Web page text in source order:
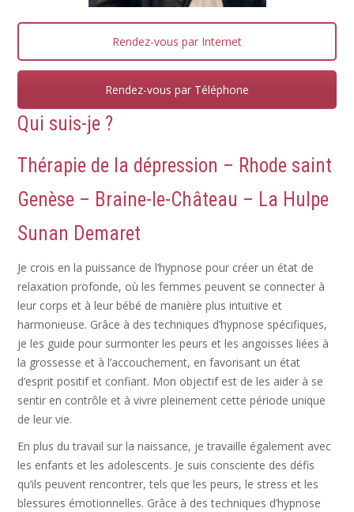
Qui suis-je ?
Thérapie de la dépression – Rhode saint
Genèse – Braine-le-Château – La Hulpe
Sunan Demaret
Je crois en la puissance de l’hypnose pour créer un état de
relaxation profonde, où les femmes peuvent se connecter à
leur corps et à leur bébé de manière plus intuitive et
harmonieuse. Grâce à des techniques d’hypnose spécifiques,
je les guide pour surmonter les peurs et les angoisses liées à
la grossesse et à l’accouchement, en favorisant un état
d’esprit positif et confiant. Mon objectif est de les aider à se
sentir en contrôle et à vivre pleinement cette période unique
de leur vie.
En plus du travail sur la naissance, je travaille également avec
les enfants et les adolescents. Je suis consciente des défis
qu’ils peuvent rencontrer, tels que les peurs, le stress et les
blessures émotionnelles. Grâce à des techniques d’hypnose
Rendez-vous par Internet
Rendez-vous par Téléphone